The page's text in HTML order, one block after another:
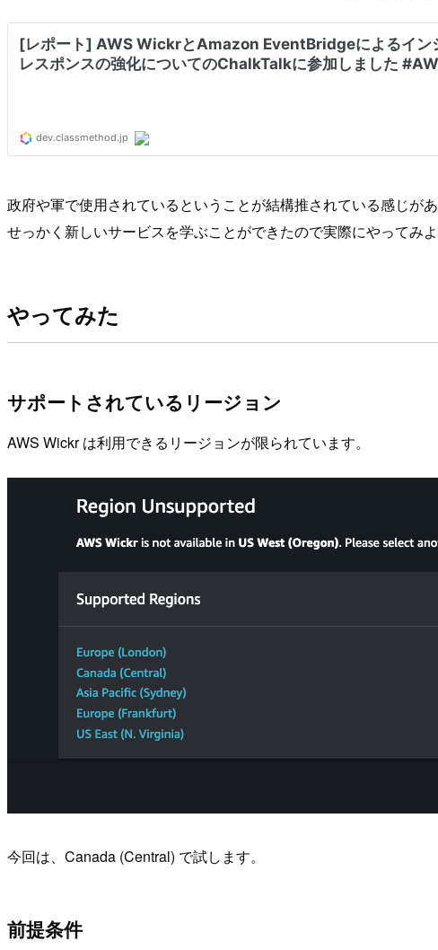
政府や軍で使用されているということが結構推されている感じが
せっかく新しいサービスを学ぶことができたので実際にやってみ
やってみた
サポートされているリージョン
AWS Wickr は利用できるリージョンが限られています。
今回は、Canada (Central) で試します。
前提条件